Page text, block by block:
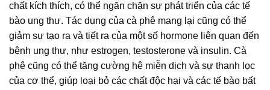
chất kích thích, có thể ngăn chặn sự phát triển của các tế
bào ung thư. Tác dụng của cà phê mang lại cũng có thể
giảm sự tạo ra và tiết ra của một số hormone liên quan đến
bệnh ung thư, như estrogen, testosterone và insulin. Cà
phê cũng có thể tăng cường hệ miễn dịch và sự thanh lọc
của cơ thể, giúp loại bỏ các chất độc hại và các tế bào bất